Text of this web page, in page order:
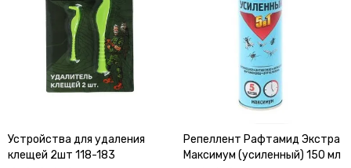
Устройства для удаления
клещей 2шт 118-183
Репеллент Рафтамид Экстра
Максимум (усиленный) 150 мл